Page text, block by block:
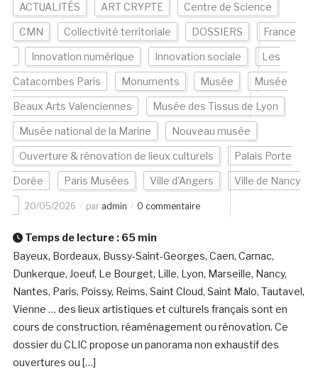
ACTUALITÉS ART CRYPTE Centre de Science
CMN Collectivité territoriale DOSSIERS France
Innovation numérique Innovation sociale Les
Catacombes Paris Monuments Musée Musée
Beaux Arts Valenciennes Musée des Tissus de Lyon
Musée national de la Marine Nouveau musée
Ouverture & rénovation de lieux culturels Palais Porte
Dorée Paris Musées Ville d'Angers Ville de Nancy
20/05/2026 par admin 0 commentaire
Temps de lecture : 65 min
Bayeux, Bordeaux, Bussy-Saint-Georges, Caen, Carnac,
Dunkerque, Joeuf, Le Bourget, Lille, Lyon, Marseille, Nancy,
Nantes, Paris, Poissy, Reims, Saint Cloud, Saint Malo, Tautavel,
Vienne … des lieux artistiques et culturels français sont en
cours de construction, réaménagement ou rénovation. Ce
dossier du CLIC propose un panorama non exhaustif des
ouvertures ou […]